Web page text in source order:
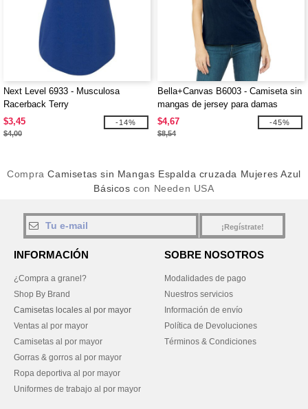
Next Level 6933 - Musculosa
Racerback Terry
$3,45
$4,00
-14%
Bella+Canvas B6003 - Camiseta sin
mangas de jersey para damas
$4,67
$8,54
-45%
CompraCamisetas sin Mangas Espalda cruzada Mujeres Azul
Básicos con Needen USA
¡Regístrate!
INFORMACIÓN
¿Compra a granel?
Shop By Brand
Camisetas locales al por mayor
Ventas al por mayor
Camisetas al por mayor
Gorras & gorros al por mayor
Ropa deportiva al por mayor
Uniformes de trabajo al por mayor
SOBRE NOSOTROS
Modalidades de pago
Nuestros servicios
Información de envío
Política de Devoluciones
Términos & Condiciones